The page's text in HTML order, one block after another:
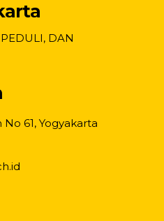
PEDULI, DAN
61, Yogyakarta